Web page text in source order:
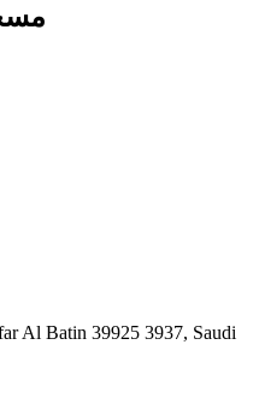
Al Batin 39925 3937, Saudi